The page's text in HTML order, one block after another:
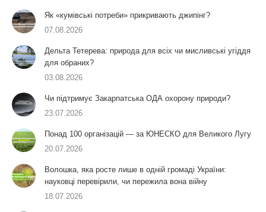
Як «кумівські потреби» прикривають джипінг?
07.08.2026
Дельта Тетерева: природа для всіх чи мисливські угіддя
для обраних?
03.08.2026
Чи підтримує Закарпатська ОДА охорону природи?
23.07.2026
Понад 100 організацій — за ЮНЕСКО для Великого Лугу
20.07.2026
Волошка, яка росте лише в одній громаді України:
науковці перевірили, чи пережила вона війну
18.07.2026